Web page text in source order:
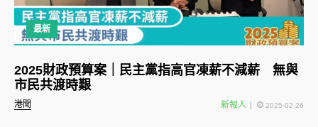
最新
港聞
2025財政預算案｜民主黨指高官凍薪不減薪 無與
市民共渡時艱
新報人 2025-02-26